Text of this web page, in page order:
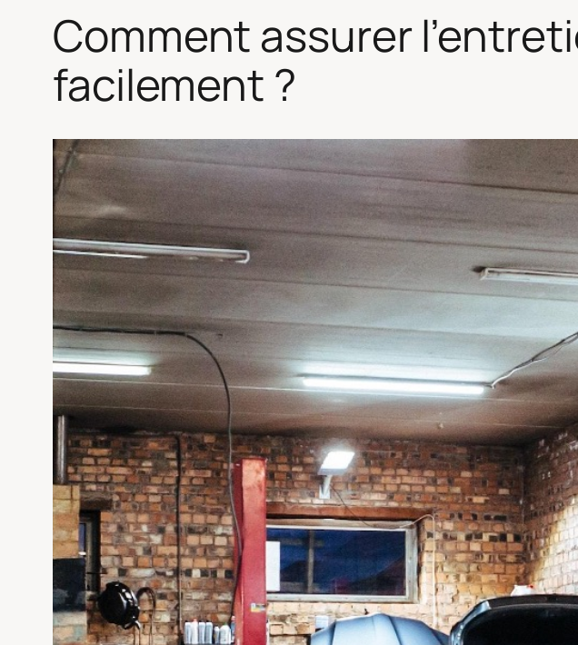
Comment assurer
facilement ?